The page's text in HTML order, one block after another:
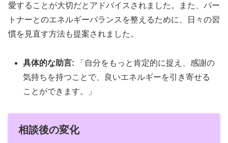
愛することが大切だとアドバイスされました。また、パー
トナーとのエネルギーバランスを整えるために、日々の習
慣を見直す方法も提案されました。
具体的な助言: 「自分をもっと肯定的に捉え、感謝の
気持ちを持つことで、良いエネルギーを引き寄せる
ことができます。」
相談後の変化